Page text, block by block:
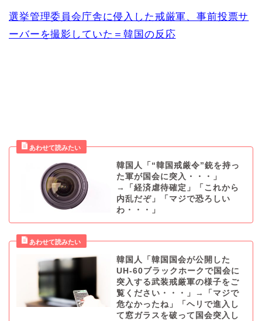
選挙管理委員会庁舎に侵入した戒厳軍、事前投票サ
ーバーを撮影していた＝韓国の反応
韓国人「“韓国戒厳令”銃を持っ
た軍が国会に突入・・・」
→「経済虐待確定」「これから
内乱だぞ」「マジで恐ろしい
わ・・・」
韓国人「韓国国会が公開した
UH-60ブラックホークで国会に
突入する武装戒厳軍の様子をご
覧ください・・・」→「マジで
危なかったね」「ヘリで進入し
て窓ガラスを破って国会突入し